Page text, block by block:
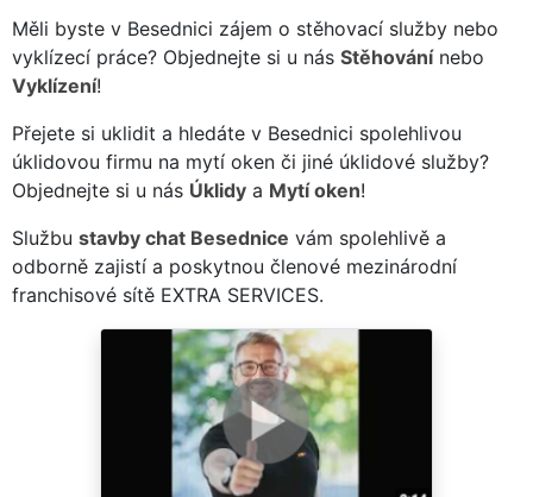
Měli byste v Besednici zájem o stěhovací služby nebo
vyklízecí práce? Objednejte si u nás Stěhovánínebo
Vyklízení!
Přejete si uklidit a hledáte v Besednici spolehlivou
úklidovou firmu na mytí oken či jiné úklidové služby?
Objednejte si u nás Úklidy a Mytí oken!
Službu stavby chat Besednice vám spolehlivě a
odborně zajistí a poskytnou členové mezinárodní
franchisové sítě EXTRA SERVICES.